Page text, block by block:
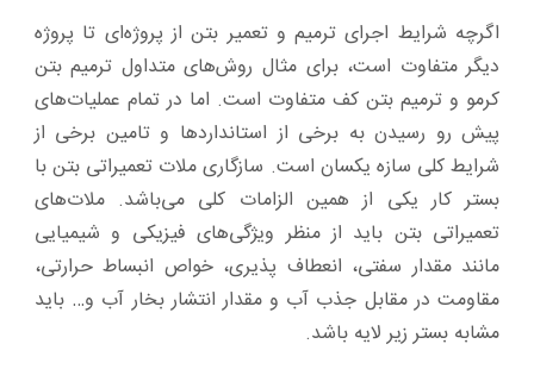
اگرچه شرایط اجرای ترمیم و تعمیر بتن از پروژه‌ای تا پروژه
دیگر متفاوت است، برای مثال روش‌های متداول ترمیم بتن
کرمو و ترمیم بتن کف متفاوت است. اما در تمام عملیات‌های
پیش رو رسیدن به برخی از استانداردها و تامین برخی از
شرایط کلی سازه یکسان است. سازگاری ملات تعمیراتی بتن با
بستر کار یکی از همین الزامات کلی می‌باشد. ملات‌های
تعمیراتی بتن باید از منظر ویژگی‌های فیزیکی و شیمیایی
مانند مقدار سفتی، انعطاف ‌پذیری، خواص انبساط حرارتی،
مقاومت در مقابل جذب آب و مقدار انتشار بخار آب و… باید
مشابه بستر زیر لایه باشد.